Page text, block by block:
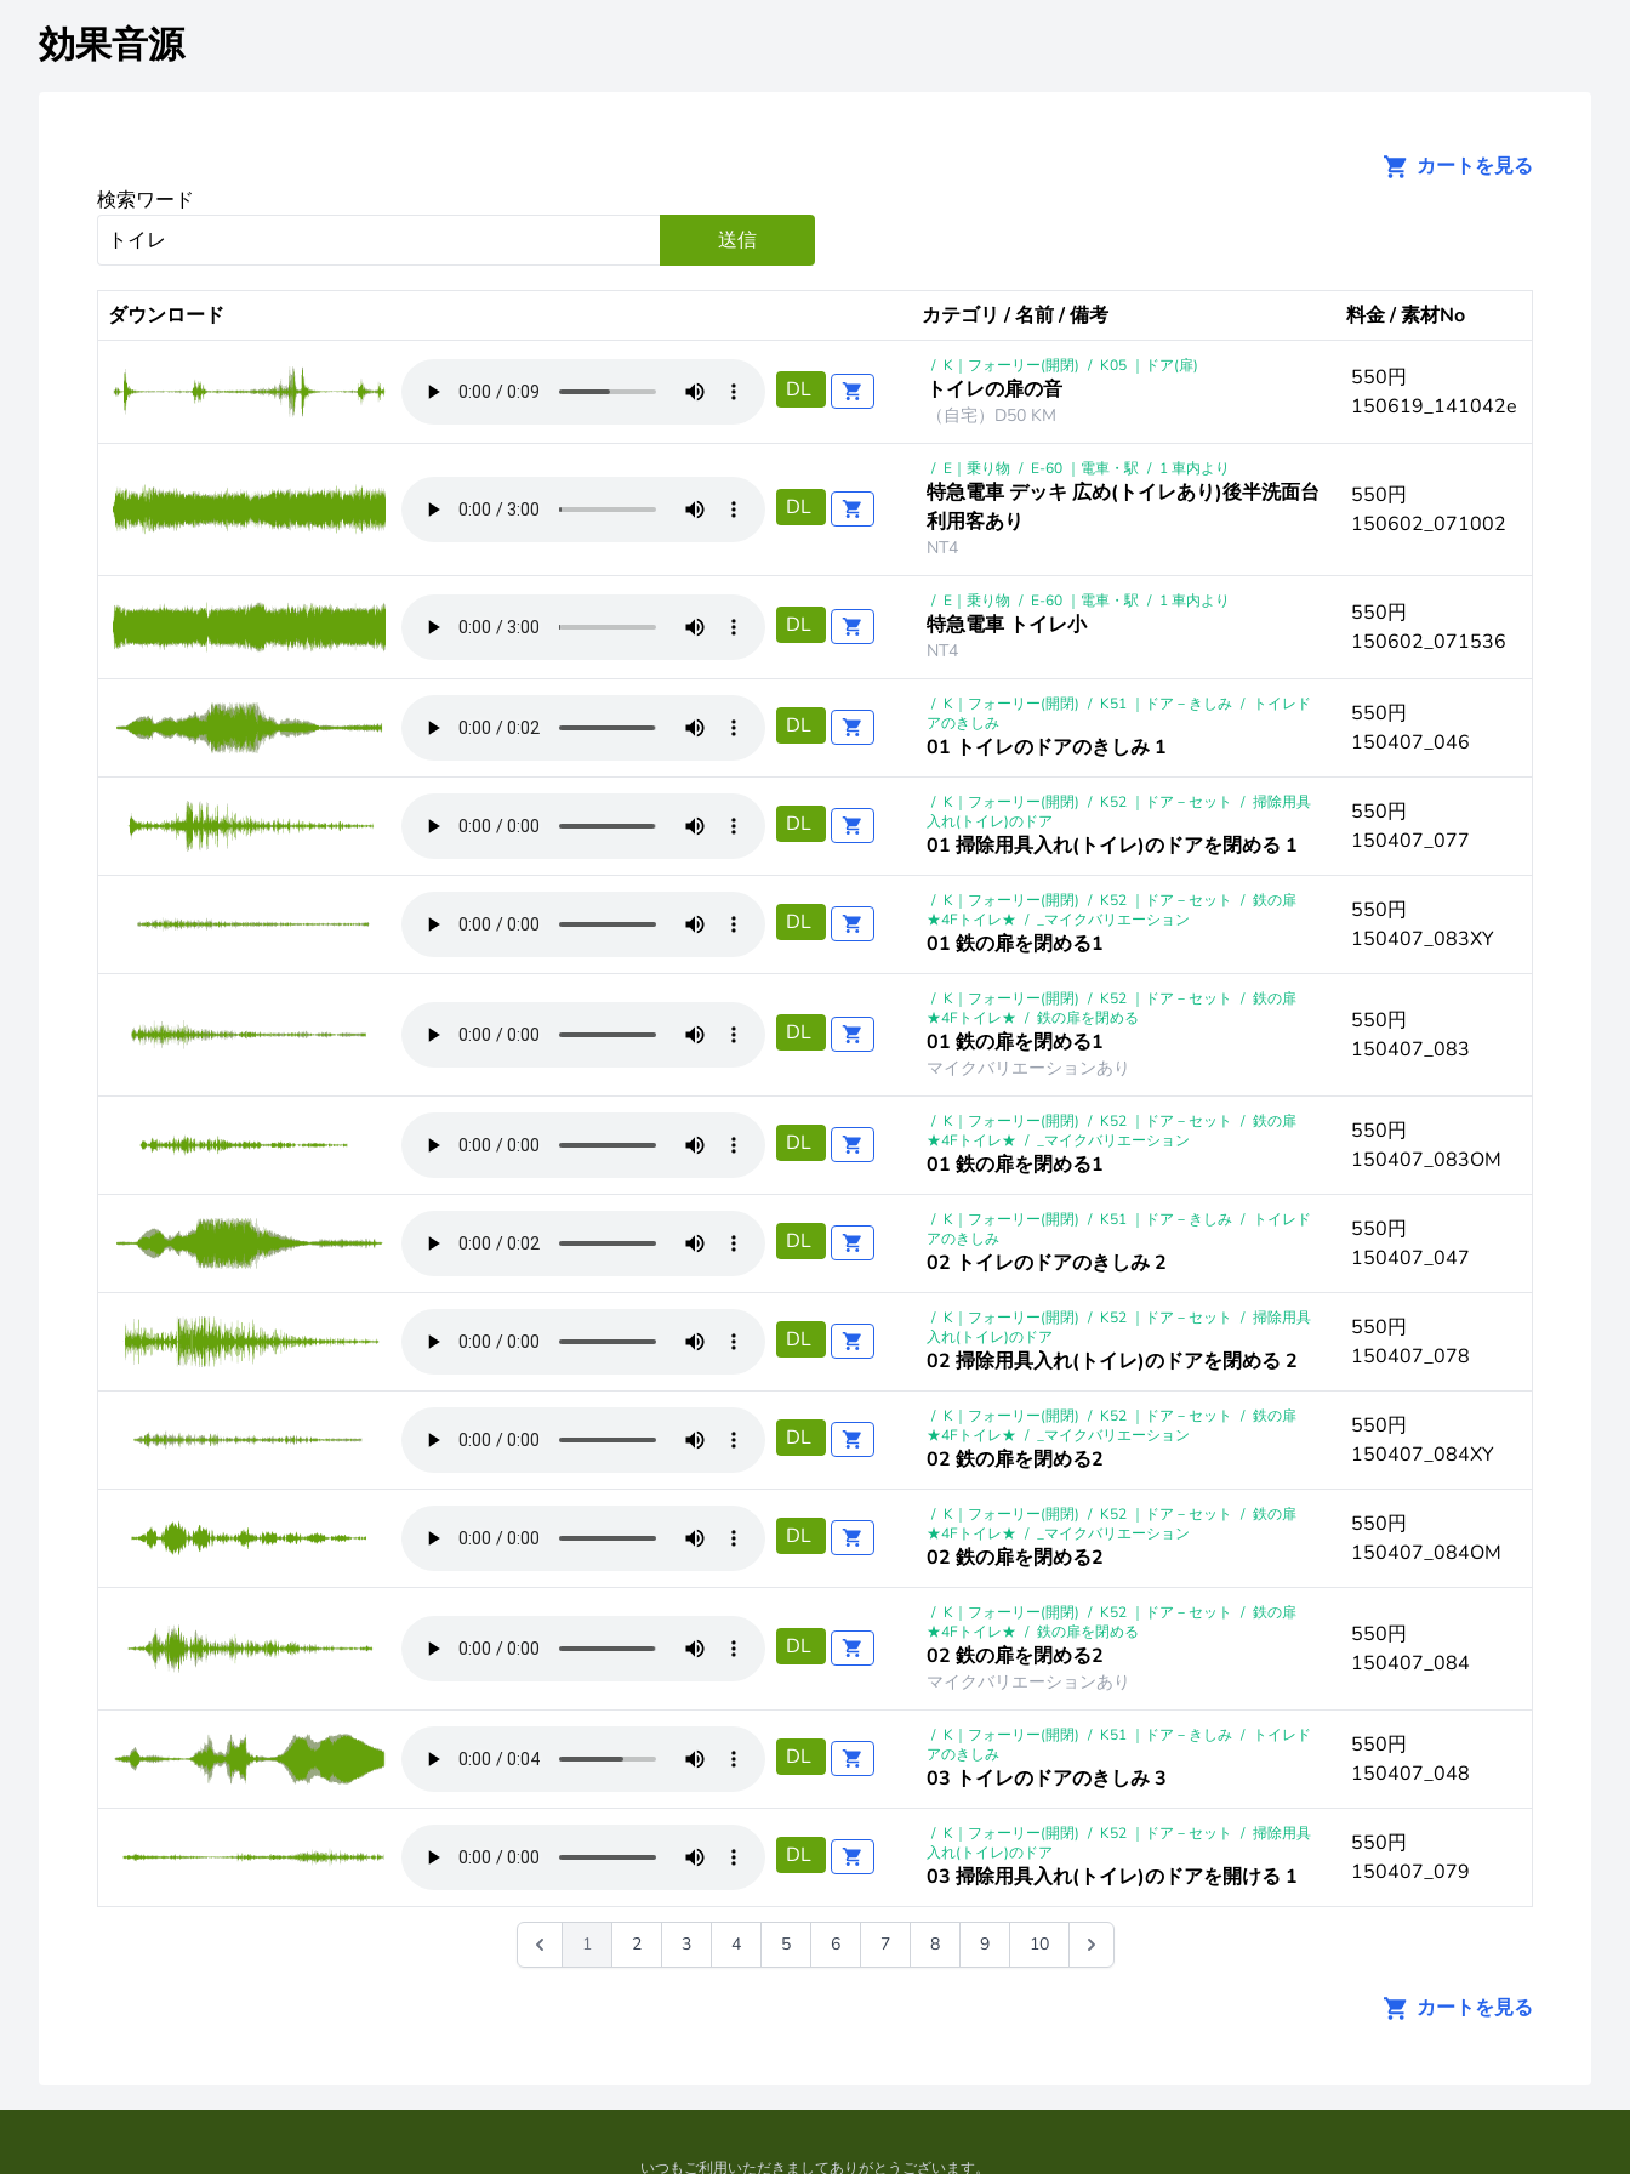
効果音源
カートを見る
検索ワード
送信
ダウンロード カテゴリ / 名前 / 備考 料金 / 素材No
DL
/ K｜フォーリー(開閉) / K05 ｜ドア(扉)
トイレの扉の音
（自宅）D50 KM
550円
150619_141042e
DL
/ E｜乗り物 / E-60 ｜電車・駅 / 1 車内より
特急電車 デッキ 広め(トイレあり)後半洗面台
利用客あり
NT4
550円
150602_071002
DL
/ E｜乗り物 / E-60 ｜電車・駅 / 1 車内より
特急電車 トイレ小
NT4
550円
150602_071536
DL
/ K｜フォーリー(開閉) / K51 ｜ドア－きしみ /
トイレド
アのきしみ
01 トイレのドアのきしみ 1
550円
150407_046
DL
/ K｜フォーリー(開閉) / K52 ｜ドア－セット / 掃除用具
入れ(トイレ)のドア
01 掃除用具入れ(トイレ)のドアを閉める 1
550円
150407_077
DL
/ K｜フォーリー(開閉) / K52 ｜ドア－セット / 鉄の扉
★4Fトイレ★ / _マイクバリエーション
01 鉄の扉を閉める1
550円
150407_083XY
DL
/ K｜フォーリー(開閉) / K52 ｜ドア－セット / 鉄の扉
★4Fトイレ★ / 鉄の扉を閉める
01 鉄の扉を閉める1
マイクバリエーションあり
550円
150407_083
DL
/ K｜フォーリー(開閉) / K52 ｜ドア－セット / 鉄の扉
★4Fトイレ★ / _マイクバリエーション
01 鉄の扉を閉める1
550円
150407_083OM
DL
/ K｜フォーリー(開閉) / K51 ｜ドア－きしみ /
トイレド
アのきしみ
02 トイレのドアのきしみ 2
550円
150407_047
DL
/ K｜フォーリー(開閉) / K52 ｜ドア－セット / 掃除用具
入れ(トイレ)のドア
02 掃除用具入れ(トイレ)のドアを閉める 2
550円
150407_078
DL
/ K｜フォーリー(開閉) / K52 ｜ドア－セット / 鉄の扉
★4Fトイレ★ / _マイクバリエーション
02 鉄の扉を閉める2
550円
150407_084XY
DL
/ K｜フォーリー(開閉) / K52 ｜ドア－セット / 鉄の扉
★4Fトイレ★ / _マイクバリエーション
02 鉄の扉を閉める2
550円
150407_084OM
DL
/ K｜フォーリー(開閉) / K52 ｜ドア－セット / 鉄の扉
★4Fトイレ★ / 鉄の扉を閉める
02 鉄の扉を閉める2
マイクバリエーションあり
550円
150407_084
DL
/ K｜フォーリー(開閉) / K51 ｜ドア－きしみ /
トイレド
アのきしみ
03 トイレのドアのきしみ 3
550円
150407_048
DL
/ K｜フォーリー(開閉) / K52 ｜ドア－セット / 掃除用具
入れ(トイレ)のドア
03 掃除用具入れ(トイレ)のドアを開ける 1
550円
150407_079
1 2 3 4 5 6 7 8 9 10
カートを見る
いつもご利用いただきましてありがとうございます。